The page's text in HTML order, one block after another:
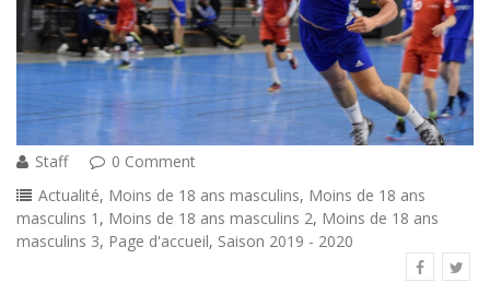
Staff
0 Comment
Actualité, Moins de 18 ans masculins, Moins de 18 ans
masculins 1 , Moins de 18 ans masculins 2, Moins de 18 ans
masculins 3, Page d'accueil, Saison 2019 - 2020